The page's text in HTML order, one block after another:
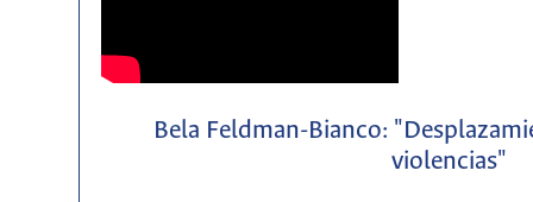
Bela Feldman-Bianco:
violencias"